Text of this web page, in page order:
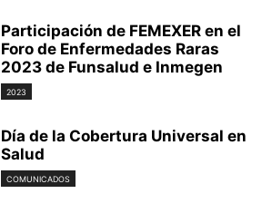
Participación de FEMEXER en el
Foro de Enfermedades Raras
2023 de Funsalud e Inmegen
2023
Día de la Cobertura Universal en
Salud
COMUNICADOS